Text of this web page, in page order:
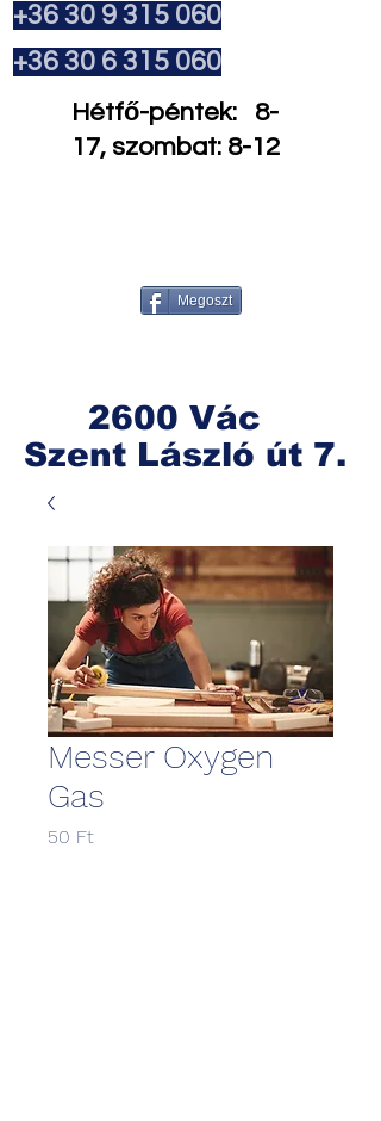
+36 30 9 315 060
+36 30 6 315 060
Hétfő-péntek: 8-
17, szombat: 8-12
Megoszt
2600 Vác
Szent László út 7.
Messer Oxygen
Gas
50 FtÁr